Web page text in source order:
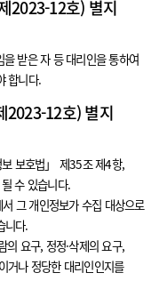
2023-12호) 별지
받은 자 등 대리인을 통하여
합니다.
2023-12호) 별지
보호법」 제35조 제4항,
수 있습니다.
그 개인정보가 수집 대상으로
니다.
의 요구, 정정·삭제의 요구,
거나 정당한 대리인인지를